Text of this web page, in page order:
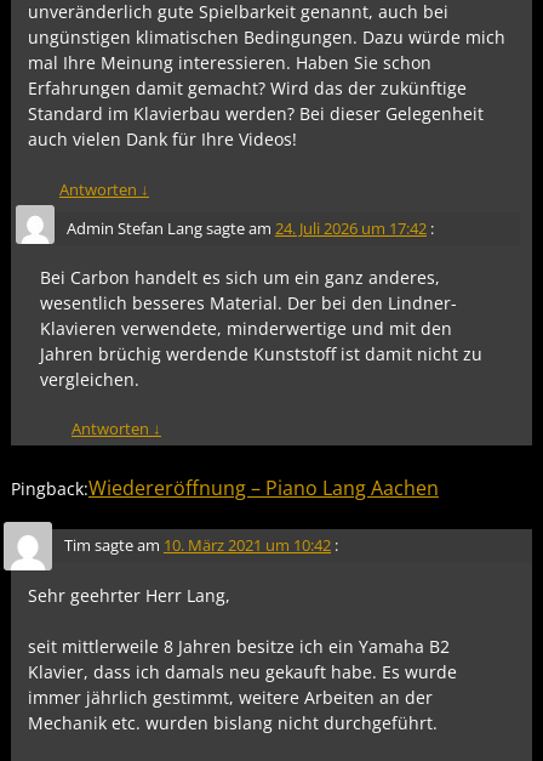
unveränderlich gute Spielbarkeit genannt, auch bei
ungünstigen klimatischen Bedingungen. Dazu würde mich
mal Ihre Meinung interessieren. Haben Sie schon
Erfahrungen damit gemacht? Wird das der zukünftige
Standard im Klavierbau werden? Bei dieser Gelegenheit
auch vielen Dank für Ihre Videos!
Antworten ↓
Admin Stefan Langsagte am 24. Juli 2026 um 17:42 :
Bei Carbon handelt es sich um ein ganz anderes,
wesentlich besseres Material. Der bei den Lindner-
Klavieren verwendete, minderwertige und mit den
Jahren brüchig werdende Kunststoff ist damit nicht zu
vergleichen.
Antworten ↓
Pingback:Wiedereröffnung – Piano Lang Aachen
Tim sagte am 10. März 2021 um 10:42 :
Sehr geehrter Herr Lang,
seit mittlerweile 8 Jahren besitze ich ein Yamaha B2
Klavier, dass ich damals neu gekauft habe. Es wurde
immer jährlich gestimmt, weitere Arbeiten an der
Mechanik etc. wurden bislang nicht durchgeführt.